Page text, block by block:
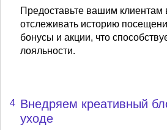
Предоставьте вашим клиентам
отслеживать историю
бонусы и акции, что
лояльности.
4 Внедряем креативный
уходе